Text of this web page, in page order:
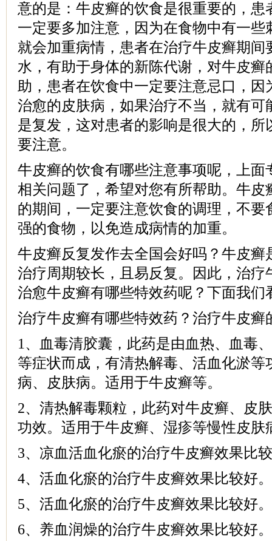
意的是：牛皮癣的饮食是很重要的，患
一定要多加注意，因为在食物中有一些
就会加重病情，患者在治疗牛皮癣期间
水，有助于身体的新陈代谢，对牛皮癣
助，患者在饮食中一定要注意忌口，因
治愈的皮肤病，如果治疗不当，就有可
是复发，这对患者的影响是很大的，所
要注意。
牛皮癣的饮食有哪些注意事项呢，上面
相关问题了，希望对您有所帮助。牛皮
的期间，一定要注意饮食的调理，不要
强的食物，以免造成病情的加重。
牛皮癣反复发作去全国会好吗？牛皮癣
治疗周期较长，且易反复。因此，治疗
治愈牛皮癣有哪些特效药呢？下面我们
治疗牛皮癣有哪些特效药？治疗牛皮癣
1、血毒清胶囊，此药是由血热、血毒
等症状而成，有清热解毒、活血化淤等
病、皮肤病。适用于牛皮癣等。
2、清热解毒颗粒，此药对牛皮癣、皮
功效。适用于牛皮癣、湿疹等慢性皮肤
3、凉血活血化瘀的治疗牛皮癣效果比
4、活血化瘀的治疗牛皮癣效果比较好。
5、活血化瘀的治疗牛皮癣效果比较好。
6、养血润燥的治疗牛皮癣效果比较好。